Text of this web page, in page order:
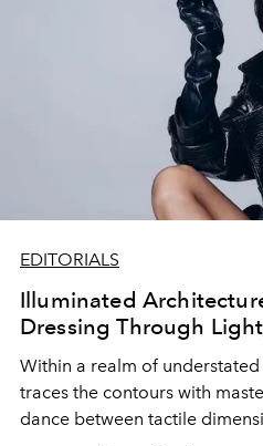
EDITORIALS
Illuminated
Dressing Through
Within a realm of
traces the contours with
dance between tactile